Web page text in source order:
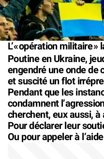
L’«opération militaire»
Poutine en Ukraine,
engendré une onde de
et suscité un flot
Pendant que les
condamnent
cherchent, eux aussi,
Pour déclarer leur
Ou pour appeler à